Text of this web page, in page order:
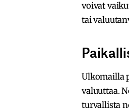
voivat
tai
Ulkomailla
valuuttaa.
turvallista